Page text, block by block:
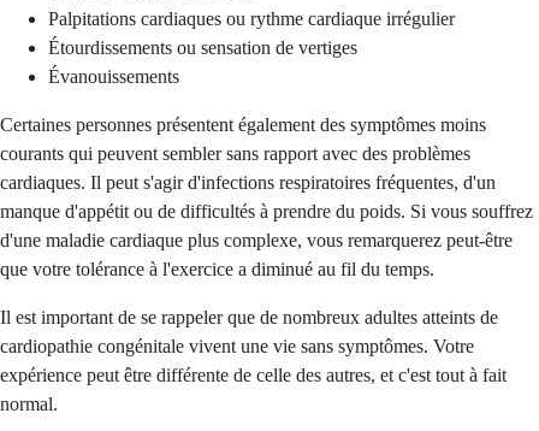
Palpitations cardiaques ou rythme cardiaque irrégulier
Étourdissements ou sensation de vertiges
Évanouissements
Certaines personnes présentent également des symptômes moins
courants qui peuvent sembler sans rapport avec des problèmes
cardiaques. Il peut s'agir d'infections respiratoires fréquentes, d'un
manque d'appétit ou de difficultés à prendre du poids. Si vous souffrez
d'une maladie cardiaque plus complexe, vous remarquerez peut-être
que votre tolérance à l'exercice a diminué au fil du temps.
Il est important de se rappeler que de nombreux adultes atteints de
cardiopathie congénitale vivent une vie sans symptômes. Votre
expérience peut être différente de celle des autres, et c'est tout à fait
normal.